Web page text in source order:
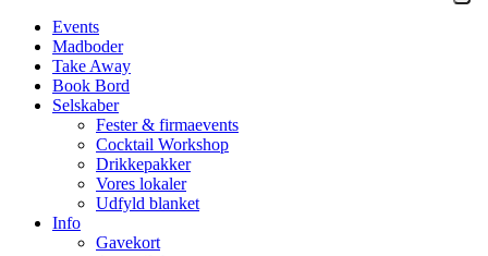
Events
Madboder
Take Away
Book Bord
Selskaber
Fester & firmaevents
Cocktail Workshop
Drikkepakker
Vores lokaler
Udfyld blanket
Info
Gavekort